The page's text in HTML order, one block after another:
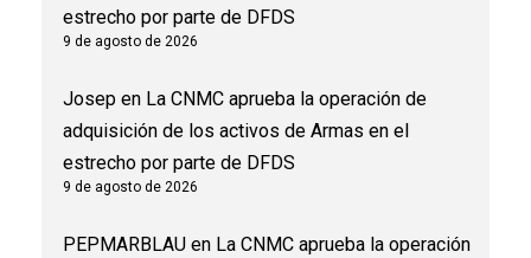
estrecho por parte de DFDS
9 de agosto de 2026
Josep en La CNMC aprueba la operación de
adquisición de los activos de Armas en el
estrecho por parte de DFDS
9 de agosto de 2026
PEPMARBLAU en La CNMC aprueba la operación